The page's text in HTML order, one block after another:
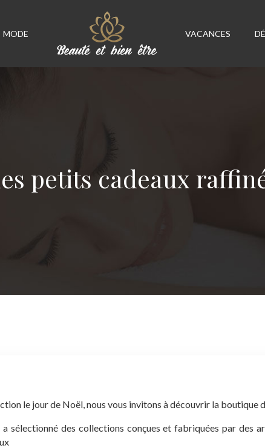
MODE VACANCES
petits cadeaux
le jour de Noël, nous vous invitons à découvrir la boutique
sélectionné des collections conçues et fabriquées par